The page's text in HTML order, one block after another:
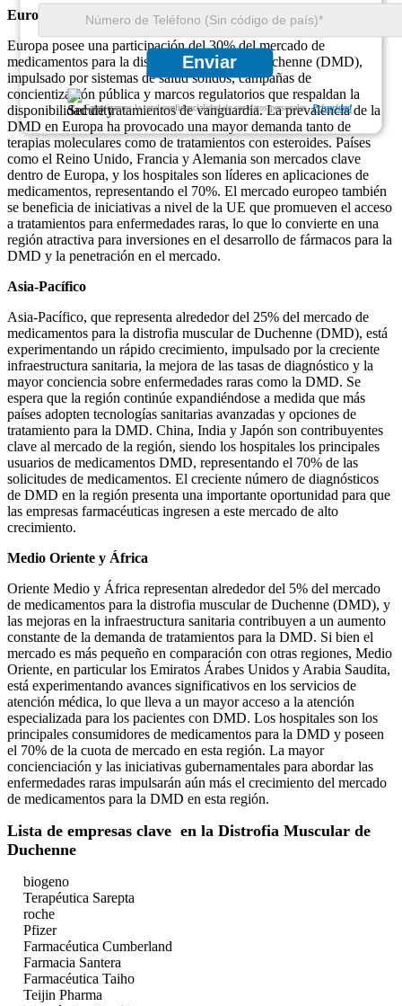
Enviar
Garantizamos la total confidencialidad de sus datos personales.Privacidad
Europa
Europa posee una participación del 30% del mercado de
medicamentos para la distrofia muscular de Duchenne (DMD),
impulsado por sistemas de salud sólidos, campañas de
concientización pública y marcos regulatorios que respaldan la
disponibilidad de tratamientos de vanguardia. La prevalencia de la
DMD en Europa ha provocado una mayor demanda tanto de
terapias moleculares como de tratamientos con esteroides. Países
como el Reino Unido, Francia y Alemania son mercados clave
dentro de Europa, y los hospitales son líderes en aplicaciones de
medicamentos, representando el 70%. El mercado europeo también
se beneficia de iniciativas a nivel de la UE que promueven el acceso
a tratamientos para enfermedades raras, lo que lo convierte en una
región atractiva para inversiones en el desarrollo de fármacos para la
DMD y la penetración en el mercado.
Asia-Pacífico
Asia-Pacífico, que representa alrededor del 25% del mercado de
medicamentos para la distrofia muscular de Duchenne (DMD), está
experimentando un rápido crecimiento, impulsado por la creciente
infraestructura sanitaria, la mejora de las tasas de diagnóstico y la
mayor conciencia sobre enfermedades raras como la DMD. Se
espera que la región continúe expandiéndose a medida que más
países adopten tecnologías sanitarias avanzadas y opciones de
tratamiento para la DMD. China, India y Japón son contribuyentes
clave al mercado de la región, siendo los hospitales los principales
usuarios de medicamentos DMD, representando el 70% de las
solicitudes de medicamentos. El creciente número de diagnósticos
de DMD en la región presenta una importante oportunidad para que
las empresas farmacéuticas ingresen a este mercado de alto
crecimiento.
Medio Oriente y África
Oriente Medio y África representan alrededor del 5% del mercado
de medicamentos para la distrofia muscular de Duchenne (DMD), y
las mejoras en la infraestructura sanitaria contribuyen a un aumento
constante de la demanda de tratamientos para la DMD. Si bien el
mercado es más pequeño en comparación con otras regiones, Medio
Oriente, en particular los Emiratos Árabes Unidos y Arabia Saudita,
está experimentando avances significativos en los servicios de
atención médica, lo que lleva a un mayor acceso a la atención
especializada para los pacientes con DMD. Los hospitales son los
principales consumidores de medicamentos para la DMD y poseen
el 70% de la cuota de mercado en esta región. La mayor
concienciación y las iniciativas gubernamentales para abordar las
enfermedades raras impulsarán aún más el crecimiento del mercado
de medicamentos para la DMD en esta región.
Lista de empresas clave en la Distrofia Muscular de
Duchenne
biogeno
Terapéutica Sarepta
roche
Pfizer
Farmacéutica Cumberland
Farmacia Santera
Farmacéutica Taiho
Teijin Pharma